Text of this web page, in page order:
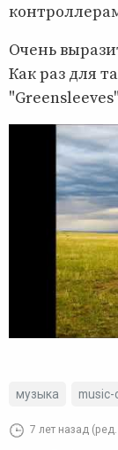
Очень
Как раз для
музыка
7 лет назад